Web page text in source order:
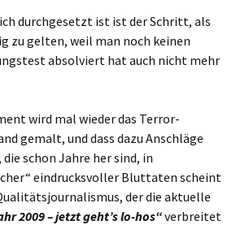
durchgesetzt ist ist der Schritt, als
zu gelten, weil man noch keinen
absolviert hat auch nicht mehr
wird mal wieder das Terror-
gemalt, und dass dazu Anschläge
schon Jahre her sind, in
eindrucksvoller Bluttaten scheint
der die aktuelle
2009 – jetzt geht’s lo-hos“verbreitet